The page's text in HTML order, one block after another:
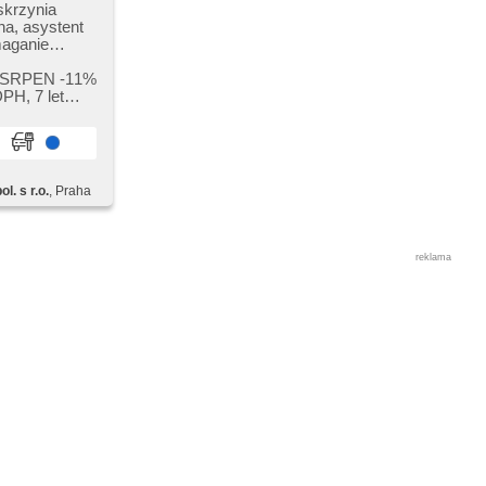
asystent
podwozia
szyby,
pasa
deska,
​-11%
7 let
s r.o., Praha
reklama